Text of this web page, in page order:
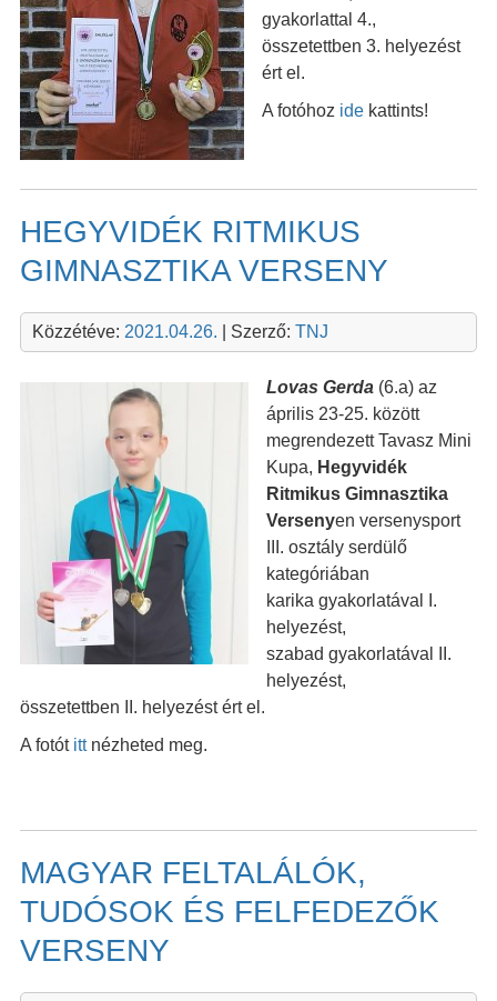
gyakorlattal 4.,
összetettben 3. helyezést
ért el.
A fotóhoz idekattints!
HEGYVIDÉK RITMIKUS
GIMNASZTIKA VERSENY
Közzétéve: 2021.04.26. | Szerző: TNJ
Lovas Gerda (6.a) az
április 23-25. között
megrendezett Tavasz Mini
Kupa, Hegyvidék
Ritmikus Gimnasztika
Versenyen versenysport
III. osztály serdülő
kategóriában
karika gyakorlatával I.
helyezést,
szabad gyakorlatával II.
helyezést,
összetettben II. helyezést ért el.
A fotót ittnézheted meg.
MAGYAR FELTALÁLÓK,
TUDÓSOK ÉS FELFEDEZŐK
VERSENY